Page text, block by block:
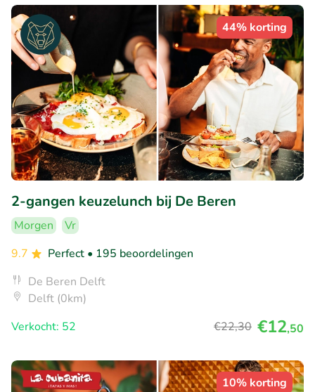
44% korting
2-gangen keuzelunch bij De Beren
Morgen
Vr
9.7
Perfect • 195 beoordelingen
De Beren Delft
Delft (0km)
Verkocht: 52
€22,30 €12,50
10% korting